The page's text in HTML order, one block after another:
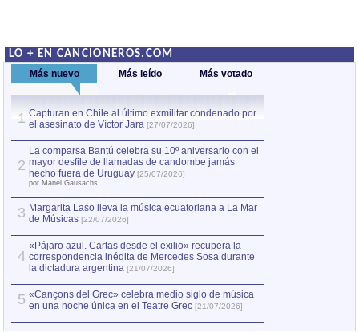
LO + EN CANCIONEROS.COM
Más nuevo Más leído Más votado
1 Capturan en Chile al último exmilitar condenado por
el asesinato de Víctor Jara [27/07/2026]
2
La comparsa Bantú celebra su 10º aniversario con el
mayor desfile de llamadas de candombe jamás
hecho fuera de Uruguay [25/07/2026]
por Manel Gausachs
3 Margarita Laso lleva la música ecuatoriana a La Mar
de Músicas [22/07/2026]
4
«Pájaro azul. Cartas desde el exilio» recupera la
correspondencia inédita de Mercedes Sosa durante
la dictadura argentina [21/07/2026]
5 «Cançons del Grec» celebra medio siglo de música
en una noche única en el Teatre Grec [21/07/2026]